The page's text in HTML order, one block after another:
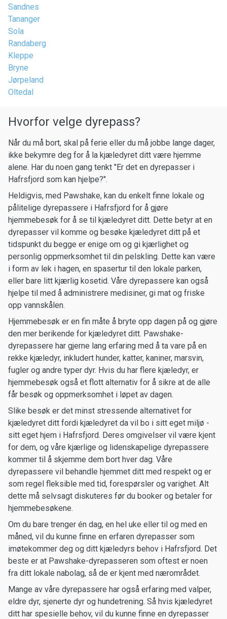
Sandnes
Tananger
Sola
Randaberg
Kleppe
Bryne
Jørpeland
Oltedal
Hvorfor velge dyrepass?
Når du må bort, skal på ferie eller du må jobbe lange dager,
ikke bekymre deg for å la kjæledyret ditt være hjemme
alene. Har du noen gang tenkt "Er det en dyrepasser i
Hafrsfjord som kan hjelpe?".
Heldigvis, med Pawshake, kan du enkelt finne lokale og
pålitelige dyrepassere i Hafrsfjord for å gjøre
hjemmebesøk for å se til kjæledyret ditt. Dette betyr at en
dyrepasser vil komme og besøke kjæledyret ditt på et
tidspunkt du begge er enige om og gi kjærlighet og
personlig oppmerksomhet til din pelskling. Dette kan være
i form av lek i hagen, en spasertur til den lokale parken,
eller bare litt kjærlig kosetid. Våre dyrepassere kan også
hjelpe til med å administrere medisiner, gi mat og friske
opp vannskålen.
Hjemmebesøk er en fin måte å bryte opp dagen på og gjøre
den mer berikende for kjæledyret ditt. Pawshake-
dyrepassere har gjerne lang erfaring med å ta vare på en
rekke kjæledyr, inkludert hunder, katter, kaniner, marsvin,
fugler og andre typer dyr. Hvis du har flere kjæledyr, er
hjemmebesøk også et flott alternativ for å sikre at de alle
får besøk og oppmerksomhet i løpet av dagen.
Slike besøk er det minst stressende alternativet for
kjæledyret ditt fordi kjæledyret da vil bo i sitt eget miljø -
sitt eget hjem i Hafrsfjord. Deres omgivelser vil være kjent
for dem, og våre kjærlige og lidenskapelige dyrepassere
kommer til å skjemme dem bort hver dag. Våre
dyrepassere vil behandle hjemmet ditt med respekt og er
som regel fleksible med tid, forespørsler og varighet. Alt
dette må selvsagt diskuteres før du booker og betaler for
hjemmebesøkene.
Om du bare trenger én dag, en hel uke eller til og med en
måned, vil du kunne finne en erfaren dyrepasser som
imøtekommer deg og ditt kjæledyrs behov i Hafrsfjord. Det
beste er at Pawshake-dyrepasseren som oftest er noen
fra ditt lokale nabolag, så de er kjent med nærområdet.
Mange av våre dyrepassere har også erfaring med valper,
eldre dyr, sjenerte dyr og hundetrening. Så hvis kjæledyret
ditt har spesielle behov, vil du kunne finne en dyrepasser